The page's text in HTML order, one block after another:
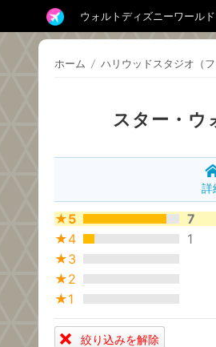
ウォルトディズニーワールド
ホーム / ハリウッドスタジオ（フ
スター・ウ
詳
★5
7
★4
1
★3
★2
★1
絞り込みを解除